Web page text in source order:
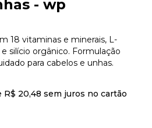
- wp
18 vitaminas e minerais, L-
silício orgânico. Formulação
para cabelos e unhas.
R$ 20,48 sem juros no cartão